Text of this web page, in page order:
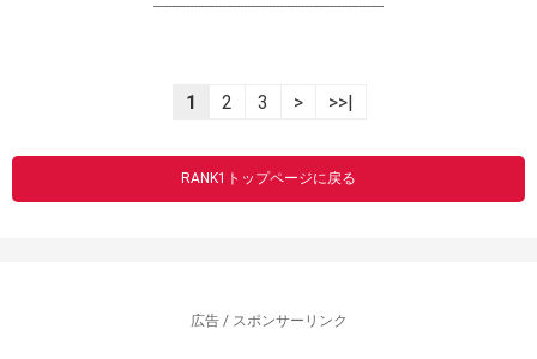
----------------------------------------------------------------
1 2 3 > >>|
RANK1トップページに戻る
広告 / スポンサーリンク